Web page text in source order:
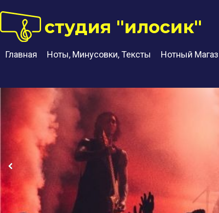
Главная Ноты, Минусовки, Тексты Нотный
студия "илосик"